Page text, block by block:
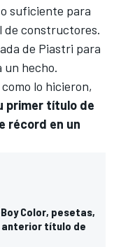
suficiente para
de constructores.
de Piastri para
un hecho.
lo hicieron,
primer título de
récord en un
Color, pesetas,
anterior título de